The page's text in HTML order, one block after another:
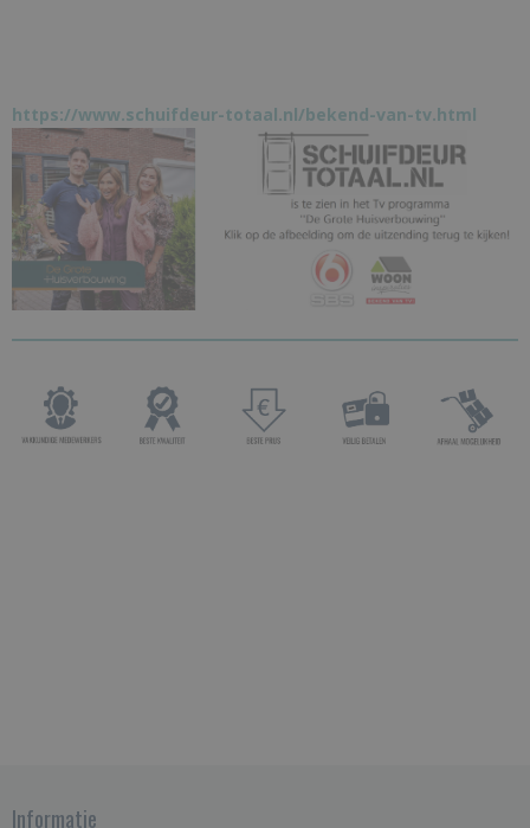
https://www.schuifdeur-totaal.nl/bekend-van-tv.html
Informatie